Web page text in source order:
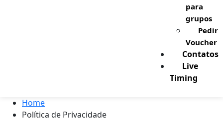
para
grupos
Pedir
Voucher
Contatos
Live
Timing
Home
Política de Privacidade